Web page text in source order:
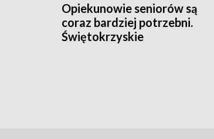
Opiekunowie seniorów są
coraz bardziej potrzebni.
Świętokrzyskie